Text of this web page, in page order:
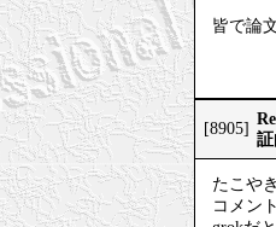
皆で論
[8905]
たこや
コメン